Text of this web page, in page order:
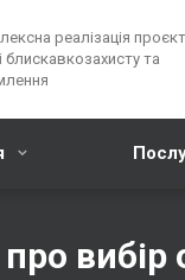
реалізація
блискавкозахисту та
вибір